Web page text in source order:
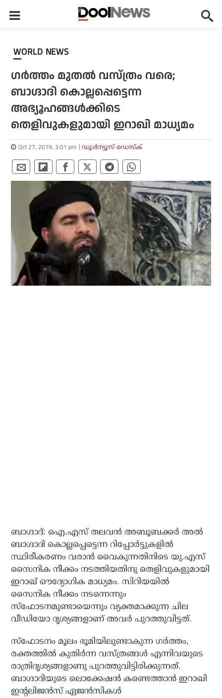
WORLD NEWS
ഗര്‍ത്തം മുതല്‍ വസ്ത്രം വരെ;
ബാഗ്ദാദി കൊല്ലപ്പെട്ടെന്ന
അഭ്യൂഹങ്ങള്‍ക്കിടെ
തെളിവുകളുമായി ഇറാഖി മാധ്യമം
Oct 27, 2019, 3:01 pm ഡൂള്‍ന്യൂസ് ഡെസ്‌ക്
ബാഗ്ദാദ്: ഐ.എസ് തലവന്‍ അബൂബക്കര്‍ അല്‍
ബാഗ്ദാദി കൊല്ലപ്പെട്ടെന്ന റിപ്പോര്‍ട്ടുകളില്‍
സ്ഥിരീകരണം വരാന്‍ വൈകുന്നതിനിടെ യു.എസ്
സൈനിക നീക്കം നടത്തിയതിനു തെളിവുകളുമായി
ഇറാഖ് ഔദ്യോഗിക മാധ്യമം. സിറിയയില്‍
സൈനിക നീക്കം നടന്നെന്നും
സ്‌ഫോടനമുണ്ടായെന്നും വ്യക്തമാക്കുന്ന ചില
വീഡിയോ ദൃശ്യങ്ങളാണ് അവര്‍ പുറത്തുവിട്ടത്.
സ്‌ഫോടനം മൂലം ഭൂമിയിലുണ്ടാകുന്ന ഗര്‍ത്തം,
രക്തത്തില്‍ കുതിര്‍ന്ന വസ്ത്രങ്ങള്‍ എന്നിവയുടെ
രാത്രിദൃശ്യങ്ങളാണു പുറത്തുവിട്ടിരിക്കുന്നത്.
ബാഗ്ദാദിയുടെ ലൊക്കേഷന്‍ കണ്ടെത്താന്‍ ഇറാഖി
ഇന്റലിജന്‍സ് ഏജന്‍സികള്‍